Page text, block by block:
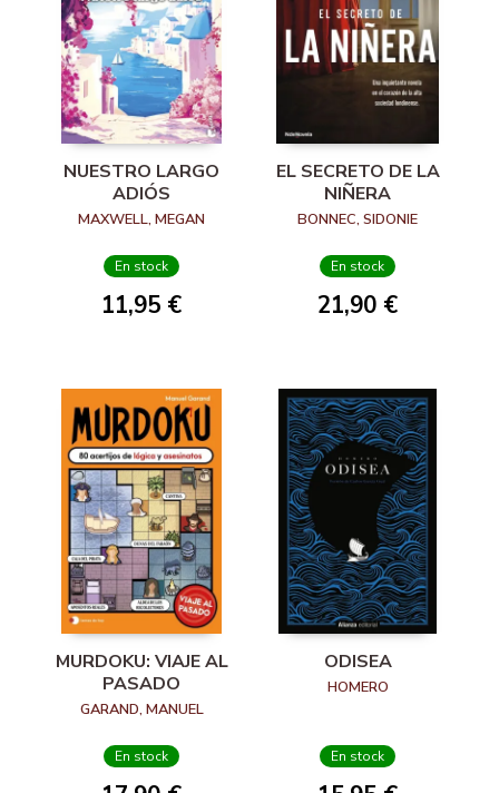
NUESTRO LARGO
ADIÓS
MAXWELL, MEGAN
En stock
11,95 €
EL SECRETO DE LA
NIÑERA
BONNEC, SIDONIE
En stock
21,90 €
MURDOKU: VIAJE AL
PASADO
GARAND, MANUEL
En stock
ODISEA
HOMERO
En stock